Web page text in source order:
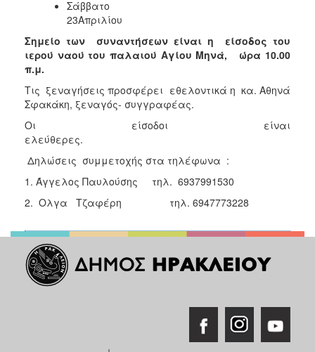
Σάββατο
Σημείο των συναντήσεων είναι η είσοδος του
ιερού ναού του παλαιού Αγίου Μηνά, ώρα 10.00
π.μ.
Τις ξεναγήσεις προσφέρει εθελοντικά η κα. Αθηνά
Σφακάκη, ξεναγός- συγγραφέας.
Οι είσοδοι είναι
ελεύθερες.
Δηλώσεις συμμετοχής στα τηλέφωνα :
1. Άγγελος Παυλούσης τηλ. 6937991530
2. Ολγα Τζαφέρη τηλ. 6947773228